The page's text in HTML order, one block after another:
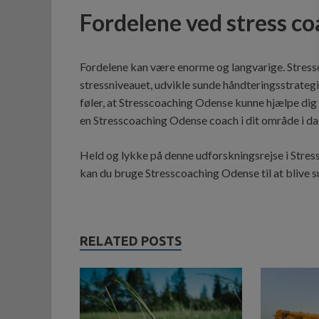
Fordelene ved stress
Fordelene kan være enorme og langvarige.
stressniveauet, udvikle sunde
føler, at Stresscoaching Odense kunne hjælpe
en Stresscoaching Odense coach i dit område i
Held og lykke på denne udforskningsrejse i
kan du bruge Stresscoaching Odense til at blive
RELATED POSTS